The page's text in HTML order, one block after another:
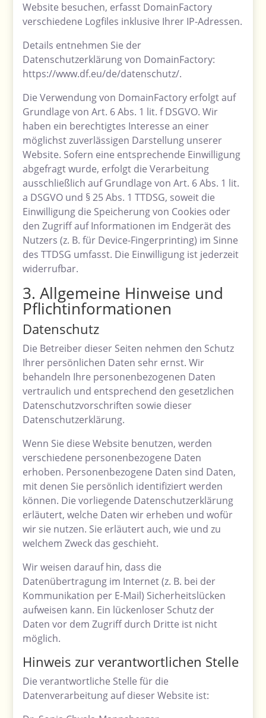
Website besuchen, erfasst DomainFactory
verschiedene Logfiles inklusive Ihrer IP-Adressen.
Details entnehmen Sie der
Datenschutzerklärung von DomainFactory:
https://www.df.eu/de/datenschutz/.
Die Verwendung von DomainFactory erfolgt auf
Grundlage von Art. 6 Abs. 1 lit. f DSGVO. Wir
haben ein berechtigtes Interesse an einer
möglichst zuverlässigen Darstellung unserer
Website. Sofern eine entsprechende Einwilligung
abgefragt wurde, erfolgt die Verarbeitung
ausschließlich auf Grundlage von Art. 6 Abs. 1 lit.
a DSGVO und § 25 Abs. 1 TTDSG, soweit die
Einwilligung die Speicherung von Cookies oder
den Zugriff auf Informationen im Endgerät des
Nutzers (z. B. für Device-Fingerprinting) im Sinne
des TTDSG umfasst. Die Einwilligung ist jederzeit
widerrufbar.
3. Allgemeine Hinweise und
Pflicht­informationen
Datenschutz
Die Betreiber dieser Seiten nehmen den Schutz
Ihrer persönlichen Daten sehr ernst. Wir
behandeln Ihre personenbezogenen Daten
vertraulich und entsprechend den gesetzlichen
Datenschutzvorschriften sowie dieser
Datenschutzerklärung.
Wenn Sie diese Website benutzen, werden
verschiedene personenbezogene Daten
erhoben. Personenbezogene Daten sind Daten,
mit denen Sie persönlich identifiziert werden
können. Die vorliegende Datenschutzerklärung
erläutert, welche Daten wir erheben und wofür
wir sie nutzen. Sie erläutert auch, wie und zu
welchem Zweck das geschieht.
Wir weisen darauf hin, dass die
Datenübertragung im Internet (z. B. bei der
Kommunikation per E-Mail) Sicherheitslücken
aufweisen kann. Ein lückenloser Schutz der
Daten vor dem Zugriff durch Dritte ist nicht
möglich.
Hinweis zur verantwortlichen Stelle
Die verantwortliche Stelle für die
Datenverarbeitung auf dieser Website ist: